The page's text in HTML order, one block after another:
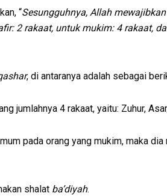
“Sesungguhnya, Allah
2 rakaat, untuk mukim: 4 rakaat,
, di antaranya adalah sebagai
jumlahnya 4 rakaat, yaitu: Zuhur,
pada orang yang mukim, maka
shalat ba’diyah.